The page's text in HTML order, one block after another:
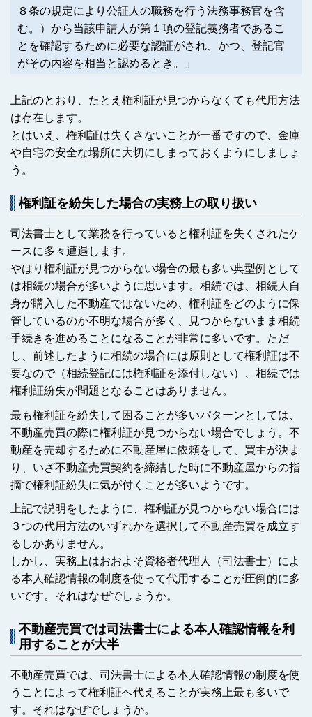
８条の規定により公証人の職務を行う法務事務官を含
む。）から当該申請人が第１項の登記義務者であるこ
とを確認するために必要な認証がされ、かつ、登記官
がその内容を相当と認めるとき。」
上記のとおり、たとえ権利証が見つからなくても代用方法
は存在します。
とはいえ、権利証は失くさないことが一番ですので、金庫
や自宅の安全な場所に大切にしまっておくようにしましょ
う。
権利証を紛失した場合の実務上の取り扱い
司法書士として業務を行っていると権利証を失くされたケ
ースに多々遭遇します。
やはり権利証が見つからない場合の最も多い典型例として
は相続の場合が多いように思います。相続では、相続人自
身が購入した不動産ではないため、権利証をどのように保
管しているのか不明な場合が多く、見つからないまま相続
手続きを進めることになることが非常に多いです。ただ
し、前述したように相続の場合には原則として権利証は不
要なので（相続登記には権利証を添付しない）、相続では
権利証紛失が問題となることはありません。
最も権利証を紛失して困ることが多いパターンとしては、
不動産売買の際に権利証が見つからない場合でしょう。不
動産を売却するために不動産屋に依頼をして、買主が決ま
り、いざ不動産売買契約を締結した時に不動産屋からの指
摘で権利証紛失に気が付くことが多いようです。
上記で説明をしたように、権利証が見つからない場合には
３つの代用方法のいずれかを選択して不動産売買を成立す
るしかありません。
しかし、実務上はおおよそ資格者代理人（司法書士）によ
る本人確認情報の制度を使って代用することが圧倒的に多
いです。それはなぜでしょうか。
不動産売買では司法書士による本人確認情報を利
用することが大半
不動産売買では、司法書士による本人確認情報の制度を使
うことによって権利証へ代えることが実務上最も多いで
す。それはなぜでしょうか。